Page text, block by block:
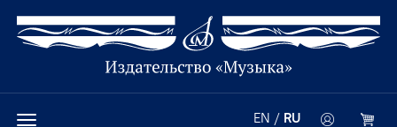
EN / RU